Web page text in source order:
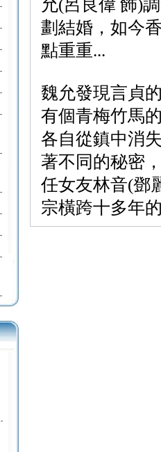
允(呂良偉 飾)
劃結婚，如今
點重重...
魏允發現言貞
有個青梅竹馬
各自從鎮中消
著不同的秘密
任女友林音(鄧
宗橫跨十多年